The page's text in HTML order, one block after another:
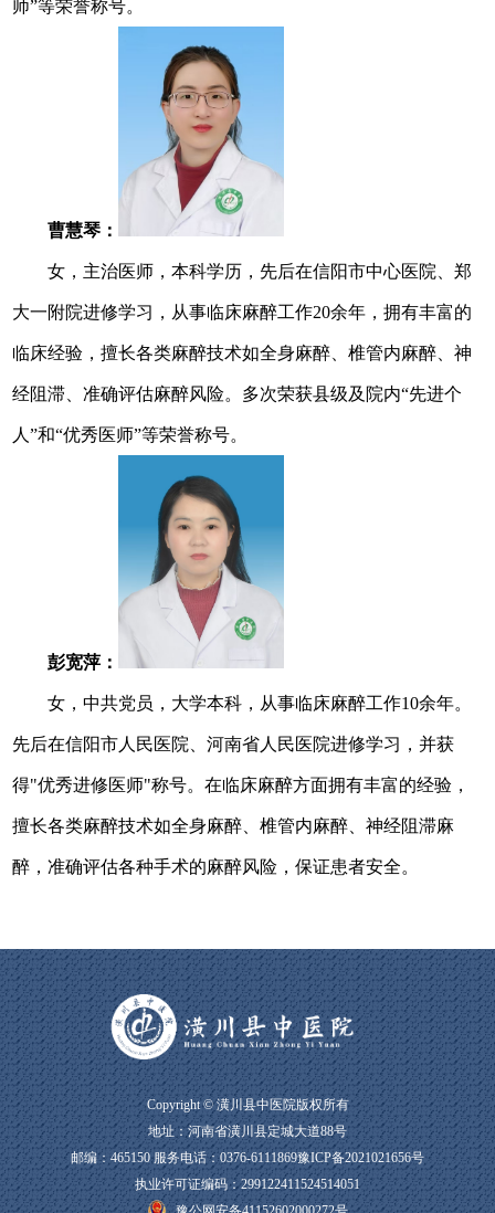
师”等荣誉称号。
曹慧琴：
女，主治医师，本科学历，先后在信阳市中心医院、郑
大一附院进修学习，从事临床麻醉工作20余年，拥有丰富的
临床经验，擅长各类麻醉技术如全身麻醉、椎管内麻醉、神
经阻滞、准确评估麻醉风险。多次荣获县级及院内“先进个
人”和“优秀医师”等荣誉称号。
彭宽萍：
女，中共党员，大学本科，从事临床麻醉工作10余年。
先后在信阳市人民医院、河南省人民医院进修学习，并获
得"优秀进修医师"称号。在临床麻醉方面拥有丰富的经验，
擅长各类麻醉技术如全身麻醉、椎管内麻醉、神经阻滞麻
醉，准确评估各种手术的麻醉风险，保证患者安全。
Copyright © 潢川县中医院版权所有
地址：河南省潢川县定城大道88号
邮编：465150 服务电话：0376-6111869豫ICP备2021021656号
执业许可证编码：299122411524514051